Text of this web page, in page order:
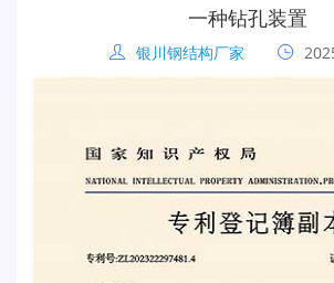
一种钻孔装置
银川钢结构厂家